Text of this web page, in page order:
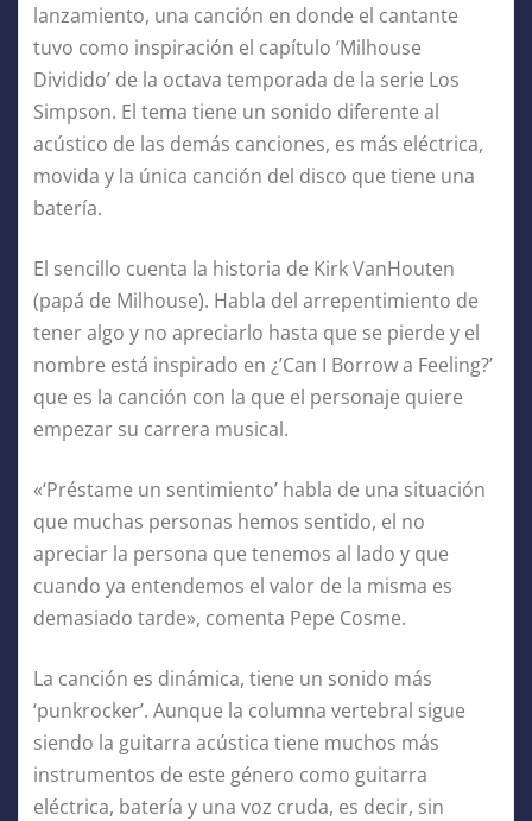
lanzamiento, una canción en donde el cantante
tuvo como inspiración el capítulo ‘Milhouse
Dividido’ de la octava temporada de la serie Los
Simpson. El tema tiene un sonido diferente al
acústico de las demás canciones, es más eléctrica,
movida y la única canción del disco que tiene una
batería.
El sencillo cuenta la historia de Kirk VanHouten
(papá de Milhouse). Habla del arrepentimiento de
tener algo y no apreciarlo hasta que se pierde y el
nombre está inspirado en ¿’Can I Borrow a Feeling?’
que es la canción con la que el personaje quiere
empezar su carrera musical.
«‘Préstame un sentimiento’ habla de una situación
que muchas personas hemos sentido, el no
apreciar la persona que tenemos al lado y que
cuando ya entendemos el valor de la misma es
demasiado tarde», comenta Pepe Cosme.
La canción es dinámica, tiene un sonido más
‘punkrocker’. Aunque la columna vertebral sigue
siendo la guitarra acústica tiene muchos más
instrumentos de este género como guitarra
eléctrica, batería y una voz cruda, es decir, sin